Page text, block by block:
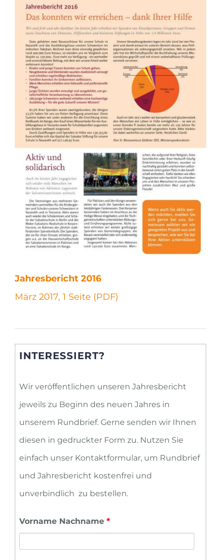
Jahresbericht 2016
März 2017, 1 Seite (PDF)
INTERESSIERT?
Wir veröffentlichen unseren Jahresbericht
jeweils zu Beginn des neuen Jahres in
unserem Rundbrief. Gerne senden wir Ihnen
diesen in gedruckter Form zu. Nutzen Sie
einfach unser Kontaktformular, um Rundbrief
und Jahresbericht kostenfrei und
unverbindlich zu bestellen.
Vorname Nachname*